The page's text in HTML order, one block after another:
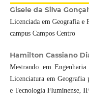
Gisele da Silva
Licenciada em Geografia e
campus Campos Centro
Hamilton Cassiano
Mestrando em
Licenciatura em Geografia
e Tecnologia Fluminense,